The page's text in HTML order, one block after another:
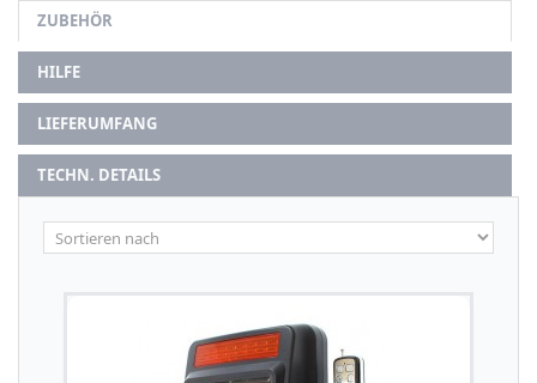
ZUBEHÖR
HILFE
LIEFERUMFANG
TECHN. DETAILS